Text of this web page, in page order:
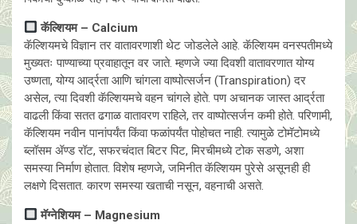
कॅल्शियम – Calcium
कॅल्शियमचे विज्ञान तर वातावरणाशी थेट जोडलेले आहे. कॅल्शियम वनस्पतीमध्ये
मुख्यतः पाण्याच्या प्रवाहातून वर जाते. म्हणजे ज्या दिवशी वातावरणात योग्य
उष्णता, योग्य आर्द्रता आणि चांगला वाष्पोत्सर्जन (Transpiration) दर
असेल, त्या दिवशी कॅल्शियमचे वहन चांगले होते. पण अचानक जास्त आर्द्रता
वाढली किंवा सतत ढगाळ वातावरण राहिले, तर वाष्पोत्सर्जन कमी होते. परिणामी,
कॅल्शियम नवीन पानांपर्यंत किंवा फळांपर्यंत पोहोचत नाही. त्यामुळे टोमॅटोमध्ये
ब्लॉसम ॲण्ड रॉट, सफरचंदात बिटर पिट, मिरचीमध्ये टोक सडणे, अशा
समस्या निर्माण होतात. विशेष म्हणजे, जमिनीत कॅल्शियम पुरेसे असूनही ही
लक्षणे दिसतात. कारण समस्या खताची नसून, वहनाची असते.
मॅग्नेशियम – Magnesium